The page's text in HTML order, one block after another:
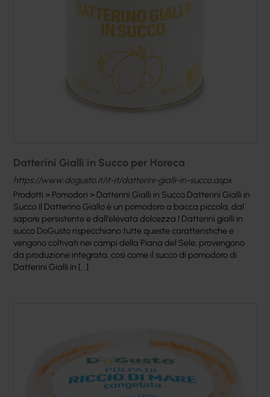
Datterini Gialli in Succo per Horeca
https://www.dogusto.it/it-it/datterini-gialli-in-succo.aspx
Prodotti > Pomodori > Datterini Gialli in Succo Datterini Gialli in
Succo Il Datterino Giallo è un pomodoro a bacca piccola, dal
sapore persistente e dall’elevata dolcezza I Datterini gialli in
succo DoGusto rispecchiano tutte queste caratteristiche e
vengono coltivati nei campi della Piana del Sele; provengono
da produzione integrata, così come il succo di pomodoro di
Datterini Gialli in [...]